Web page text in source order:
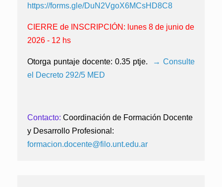
https://forms.gle/DuN2VgoX6MCsHD8C8
CIERRE de INSCRIPCIÓN: lunes 8 de junio de
2026 - 12 hs
Otorga puntaje docente: 0.35 ptje.
→ Consulte
el Decreto 292/5 MED
Contacto: Coordinación de Formación Docente
y Desarrollo Profesional:
formacion.docente@filo.unt.edu.ar